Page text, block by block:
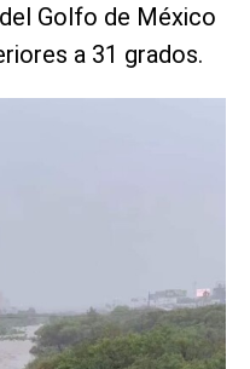
Golfo de México
a 31 grados.